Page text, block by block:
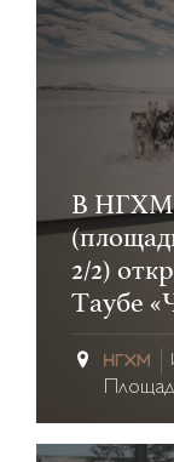
В
2/2)
Таубе